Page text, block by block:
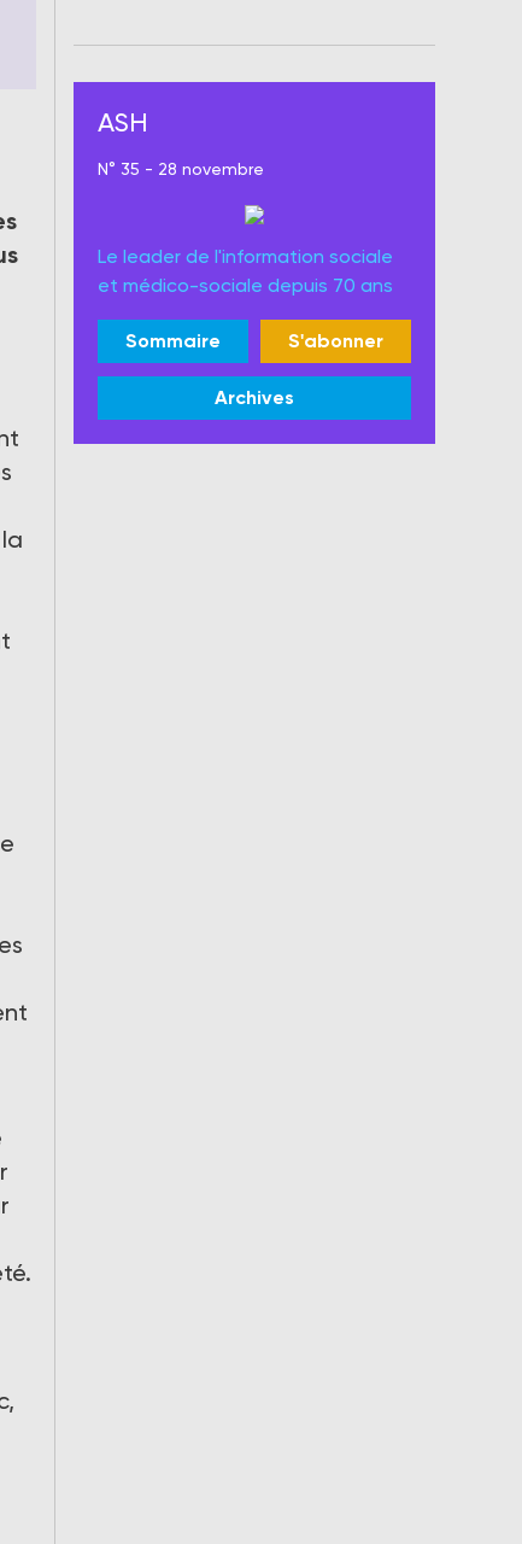
ASH
N° 35 - 28 novembre
Le leader de l'information sociale
et médico-sociale depuis 70 ans
Sommaire S'abonner
Archives